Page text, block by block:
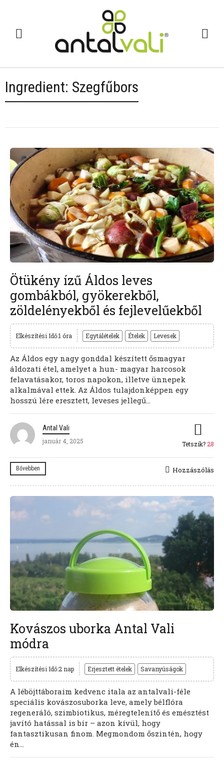
Ingredient: Szegfűbors
Ötükény ízű Áldos leves
gombákból, gyökerekből,
zöldelényekből és fejlevelűekből
Elkészítési Idő:1 óra Egytálételek Ételek Levesek
Az Áldos egy nagy gonddal készített ősmagyar
áldozati étel, amelyet a hun- magyar harcosok
felavatásakor, toros napokon, illetve ünnepek
alkalmával ettek. Az Áldos tulajdonképpen egy
hosszú lére eresztett, leveses jellegű...
Antal Vali
január 4, 2025
Tetszik? 28
Bővebben Hozzászólás
Kovászos uborka Antal Vali
módra
Elkészítési Idő:2 nap Erjesztett ételek Savanyúságok
A léböjttáboraim kedvenc itala az antalvali-féle
speciális kovászosuborka leve, amely bélflóra
regeneráló, szimbiotikus, méregtelenítő és emésztést
javító hatással is bír – azon kívül, hogy
fantasztikusan finom. Megmondom őszintén, hogy
én...